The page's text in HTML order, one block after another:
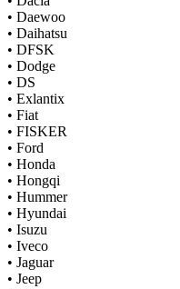
• Daewoo
• Daihatsu
• DFSK
• Dodge
• DS
• Exlantix
• Fiat
• FISKER
• Ford
• Honda
• Hongqi
• Hummer
• Hyundai
• Isuzu
• Iveco
• Jaguar
• Jeep